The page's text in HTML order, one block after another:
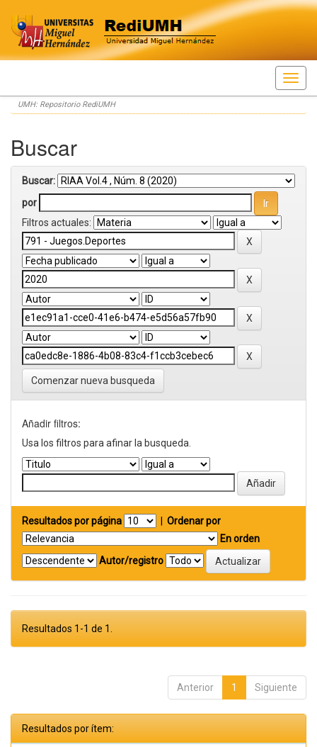
Skip
navigation
UMH: Repositorio RediUMH
Buscar
Buscar:
por
Filtros actuales:
Comenzar nueva busqueda
Añadir filtros:
Usa los filtros para afinar la busqueda.
Resultados por página
Ordenar por
En orden
Autor/registro
Resultados 1-1 de 1.
Anterior 1 Siguiente
Resultados por ítem: